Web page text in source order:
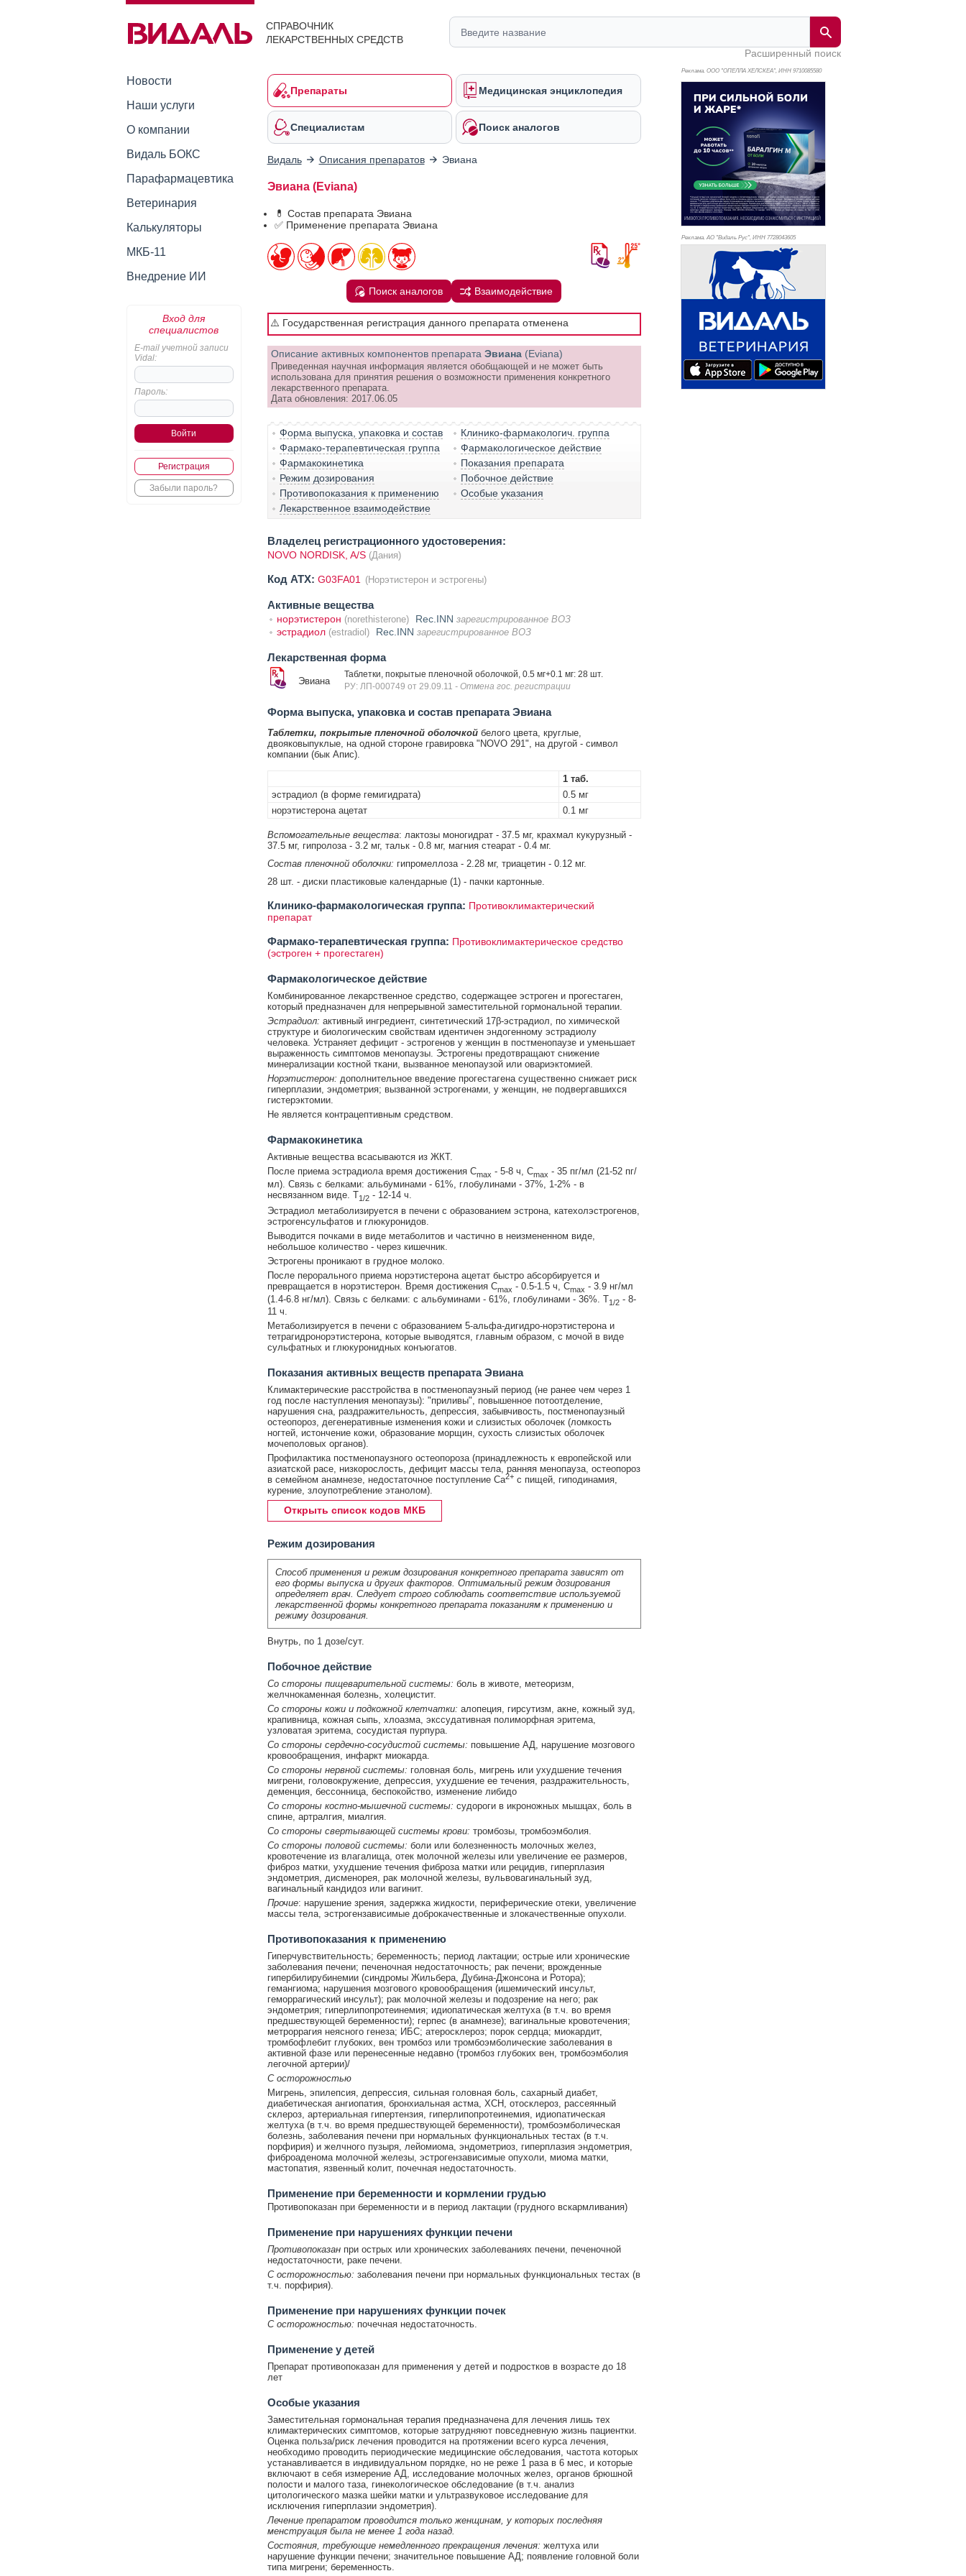
СПРАВОЧНИК
ЛЕКАРСТВЕННЫХ СРЕДСТВ
Расширенный поиск
Новости
Наши услуги
О компании
Видаль БОКС
Парафармацевтика
Ветеринария
Калькуляторы
МКБ-11
Внедрение ИИ
Вход для
специалистов
E-mail учетной записи
Vidal:
Пароль:
Регистрация
Забыли пароль?
Препараты Медицинская энциклопедия
Специалистам Поиск аналогов
Видаль Описания препаратов Эвиана
Эвиана (Eviana)
💊 Состав препарата Эвиана
✅ Применение препарата Эвиана
Поиск аналогов Взаимодействие
⚠️ Государственная регистрация данного препарата отменена
Описание активных компонентов препарата Эвиана (Eviana)
Приведенная научная информация является обобщающей и не может быть
использована для принятия решения о возможности применения конкретного
лекарственного препарата.
Дата обновления: 2017.06.05
Форма выпуска, упаковка и состав
Клинико-фармакологич. группа
Фармако-терапевтическая группа
Фармакологическое действие
Фармакокинетика
Показания препарата
Режим дозирования
Побочное действие
Противопоказания к применению
Особые указания
Лекарственное взаимодействие
Владелец регистрационного удостоверения:
NOVO NORDISK, A/S (Дания)
Код ATX: G03FA01 (Норэтистерон и эстрогены)
Активные вещества
норэтистерон (norethisterone) Rec.INN зарегистрированное ВОЗ
эстрадиол (estradiol) Rec.INN зарегистрированное ВОЗ
Лекарственная форма
Эвиана
Таблетки, покрытые пленочной оболочкой, 0.5 мг+0.1 мг: 28 шт.
РУ: ЛП-000749 от 29.09.11 - Отмена гос. регистрации
Форма выпуска, упаковка и состав препарата Эвиана
Таблетки, покрытые пленочной оболочкойбелого цвета, круглые,
двояковыпуклые, на одной стороне гравировка "NOVO 291", на другой - символ
компании (бык Апис).
1 таб.
эстрадиол (в форме гемигидрата)
0.5 мг
норэтистерона ацетат
0.1 мг
Вспомогательные вещества: лактозы моногидрат - 37.5 мг, крахмал кукурузный -
37.5 мг, гипролоза - 3.2 мг, тальк - 0.8 мг, магния стеарат - 0.4 мг.
Состав пленочной оболочки: гипромеллоза - 2.28 мг, триацетин - 0.12 мг.
28 шт. - диски пластиковые календарные (1) - пачки картонные.
Клинико-фармакологическая группа: Противоклимактерический
препарат
Фармако-терапевтическая группа: Противоклимактерическое средство
(эстроген + прогестаген)
Фармакологическое действие
Комбинированное лекарственное средство, содержащее эстроген и прогестаген,
который предназначен для непрерывной заместительной гормональной терапии.
Эстрадиол: активный ингредиент, синтетический 17β-эстрадиол, по химической
структуре и биологическим свойствам идентичен эндогенному эстрадиолу
человека. Устраняет дефицит - эстрогенов у женщин в постменопаузе и уменьшает
выраженность симптомов менопаузы. Эстрогены предотвращают снижение
минерализации костной ткани, вызванное менопаузой или овариэктомией.
Норэтистерон: дополнительное введение прогестагена существенно снижает риск
гиперплазии, эндометрия; вызванной эстрогенами, у женщин, не подвергавшихся
гистерэктомии.
Не является контрацептивным средством.
Фармакокинетика
Активные вещества всасываются из ЖКТ.
После приема эстрадиола время достижения Сmax - 5-8 ч, Сmax - 35 пг/мл (21-52 пг/
мл). Связь с белками: альбуминами - 61%, глобулинами - 37%, 1-2% - в
несвязанном виде. Т1/2- 12-14 ч.
Эстрадиол метаболизируется в печени с образованием эстрона, катехолэстрогенов,
эстрогенсульфатов и глюкуронидов.
Выводится почками в виде метаболитов и частично в неизмененном виде,
небольшое количество - через кишечник.
Эстрогены проникают в грудное молоко.
После перорального приема норэтистерона ацетат быстро абсорбируется и
превращается в норэтистерон. Время достижения Сmax - 0.5-1.5 ч, Сmax - 3.9 нг/мл
(1.4-6.8 нг/мл). Связь с белками: с альбуминами - 61%, глобулинами - 36%. Т1/2- 8-
11 ч.
Метаболизируется в печени с образованием 5-альфа-дигидро-норэтистерона и
тетрагидронорэтистерона, которые выводятся, главным образом, с мочой в виде
сульфатных и глюкуронидных конъюгатов.
Показания активных веществ препарата Эвиана
Климактерические расстройства в постменопаузный период (не ранее чем через 1
год после наступления менопаузы): "приливы", повышенное потоотделение,
нарушения сна, раздражительность, депрессия, забывчивость, постменопаузный
остеопороз, дегенеративные изменения кожи и слизистых оболочек (ломкость
ногтей, истончение кожи, образование морщин, сухость слизистых оболочек
мочеполовых органов).
Профилактика постменопаузного остеопороза (принадлежность к европейской или
азиатской расе, низкорослость, дефицит массы тела, ранняя менопауза, остеопороз
в семейном анамнезе, недостаточное поступление Ca2+с пищей, гиподинамия,
курение, злоупотребление этанолом).
Открыть список кодов МКБ
Режим дозирования
Способ применения и режим дозирования конкретного препарата зависят от
его формы выпуска и других факторов. Оптимальный режим дозирования
определяет врач. Следует строго соблюдать соответствие используемой
лекарственной формы конкретного препарата показаниям к применению и
режиму дозирования.
Внутрь, по 1 дозе/сут.
Побочное действие
Со стороны пищеварительной системы: боль в животе, метеоризм,
желчнокаменная болезнь, холецистит.
Со стороны кожи и подкожной клетчатки: алопеция, гирсутизм, акне, кожный зуд,
крапивница, кожная сыпь, хлоазма, экссудативная полиморфная эритема,
узловатая эритема, сосудистая пурпура.
Со стороны сердечно-сосудистой системы: повышение АД, нарушение мозгового
кровообращения, инфаркт миокарда.
Со стороны нервной системы: головная боль, мигрень или ухудшение течения
мигрени, головокружение, депрессия, ухудшение ее течения, раздражительность,
деменция, бессонница, беспокойство, изменение либидо
Со стороны костно-мышечной системы: судороги в икроножных мышцах, боль в
спине, артралгия, миалгия.
Со стороны свертывающей системы крови: тромбозы, тромбоэмболия.
Со стороны половой системы: боли или болезненность молочных желез,
кровотечение из влагалища, отек молочной железы или увеличение ее размеров,
фиброз матки, ухудшение течения фиброза матки или рецидив, гиперплазия
эндометрия, дисменорея, рак молочной железы, вульвовагинальный зуд,
вагинальный кандидоз или вагинит.
Прочие: нарушение зрения, задержка жидкости, периферические отеки, увеличение
массы тела, эстрогензависимые доброкачественные и злокачественные опухоли.
Противопоказания к применению
Гиперчувствительность; беременность; период лактации; острые или хронические
заболевания печени; печеночная недостаточность; рак печени; врожденные
гипербилирубинемии (синдромы Жильбера, Дубина-Джонсона и Ротора);
гемангиома; нарушения мозгового кровообращения (ишемический инсульт,
геморрагический инсульт); рак молочной железы и подозрение на него; рак
эндометрия; гиперлипопротеинемия; идиопатическая желтуха (в т.ч. во время
предшествующей беременности); герпес (в анамнезе); вагинальные кровотечения;
метроррагия неясного генеза; ИБС; атеросклероз; порок сердца; миокардит,
тромбофлебит глубоких, вен тромбоз или тромбоэмболические заболевания в
активной фазе или перенесенные недавно (тромбоз глубоких вен, тромбоэмболия
легочной артерии)/
C осторожностью
Мигрень, эпилепсия, депрессия, сильная головная боль, сахарный диабет,
диабетическая ангиопатия, бронхиальная астма, ХСН, отосклероз, рассеянный
склероз, артериальная гипертензия, гиперлипопротеинемия, идиопатическая
желтуха (в т.ч. во время предшествующей беременности), тромбоэмболическая
болезнь, заболевания печени при нормальных функциональных тестах (в т.ч.
порфирия) и желчного пузыря, лейомиома, эндометриоз, гиперплазия эндометрия,
фиброаденома молочной железы, эстрогензависимые опухоли, миома матки,
мастопатия, язвенный колит, почечная недостаточность.
Применение при беременности и кормлении грудью
Противопоказан при беременности и в период лактации (грудного вскармливания)
Применение при нарушениях функции печени
Противопоказанпри острых или хронических заболеваниях печени, печеночной
недостаточности, раке печени.
C осторожностью: заболевания печени при нормальных функциональных тестах (в
т.ч. порфирия).
Применение при нарушениях функции почек
C осторожностью: почечная недостаточность.
Применение у детей
Препарат противопоказан для применения у детей и подростков в возрасте до 18
лет
Особые указания
Заместительная гормональная терапия предназначена для лечения лишь тех
климактерических симптомов, которые затрудняют повседневную жизнь пациентки.
Оценка польза/риск лечения проводится на протяжении всего курса лечения,
необходимо проводить периодические медицинские обследования, частота которых
устанавливается в индивидуальном порядке, но не реже 1 раза в 6 мес, и которые
включают в себя измерение АД, исследование молочных желез, органов брюшной
полости и малого таза, гинекологическое обследование (в т.ч. анализ
цитологического мазка шейки матки и ультразвуковое исследование для
исключения гиперплазии эндометрия).
Лечение препаратом проводится только женщинам, у которых последняя
менструация была не менее 1 года назад.
Состояния, требующие немедленного прекращения лечения: желтуха или
нарушение функции печени; значительное повышение АД; появление головной боли
типа мигрени; беременность.
Реклама. ООО "ОПЕЛЛА ХЕЛСКЕА", ИНН 9710085580
Реклама. АО "Видаль Рус", ИНН 7728043605